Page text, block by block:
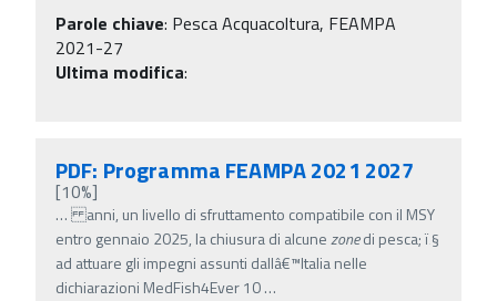
Parole chiave: Pesca Acquacoltura, FEAMPA
2021-27
Ultima modifica:
PDF: Programma FEAMPA 2021 2027
[10%]
…anni, un livello di sfruttamento compatibile con il MSY
entro gennaio 2025, la chiusura di alcunezonedi pesca; ï‚§
ad attuare gli impegni assunti dallâ€™Italia nelle
dichiarazioni MedFish4Ever 10…